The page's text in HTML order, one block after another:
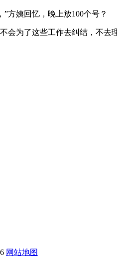
姨回忆，晚上放100个号？
为了这些工作去纠结，不去
网站地图